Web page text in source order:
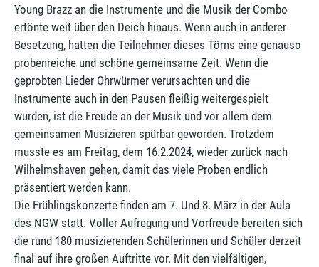
Young Brazz an die Instrumente und die Musik der Combo
ertönte weit über den Deich hinaus. Wenn auch in anderer
Besetzung, hatten die Teilnehmer dieses Törns eine genauso
probenreiche und schöne gemeinsame Zeit. Wenn die
geprobten Lieder Ohrwürmer verursachten und die
Instrumente auch in den Pausen fleißig weitergespielt
wurden, ist die Freude an der Musik und vor allem dem
gemeinsamen Musizieren spürbar geworden. Trotzdem
musste es am Freitag, dem 16.2.2024, wieder zurück nach
Wilhelmshaven gehen, damit das viele Proben endlich
präsentiert werden kann.
Die Frühlingskonzerte finden am 7. Und 8. März in der Aula
des NGW statt. Voller Aufregung und Vorfreude bereiten sich
die rund 180 musizierenden Schülerinnen und Schüler derzeit
final auf ihre großen Auftritte vor. Mit den vielfältigen,